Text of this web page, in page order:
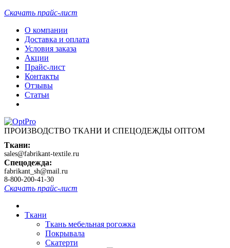
Скачать прайс-лист
О компании
Доставка и оплата
Условия заказа
Акции
Прайс-лист
Контакты
Отзывы
Статьи
ПРОИЗВОДСТВО ТКАНИ И СПЕЦОДЕЖДЫ ОПТОМ
Ткани:
sales@fabrikant-textile.ru
Спецодежда:
fabrikant_sh@mail.ru
8-800-200-41-30
Скачать прайс-лист
Ткани
Ткань мебельная рогожка
Покрывала
Скатерти